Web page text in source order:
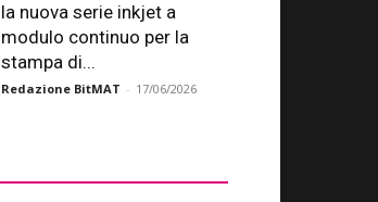
la nuova serie inkjet a
modulo continuo per la
stampa di...
Redazione BitMAT - 17/06/2026